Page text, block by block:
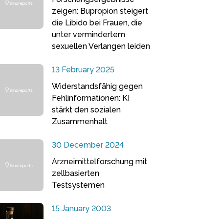
zeigen: Bupropion steigert
die Libido bei Frauen, die
unter vermindertem
sexuellen Verlangen leiden
13 February 2025
Widerstandsfähig gegen
Fehlinformationen: KI
stärkt den sozialen
Zusammenhalt
30 December 2024
Arzneimittelforschung mit
zellbasierten
Testsystemen
15 January 2003